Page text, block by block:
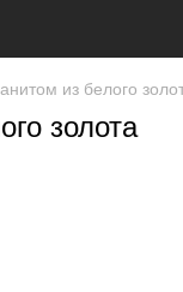
из белого
золота